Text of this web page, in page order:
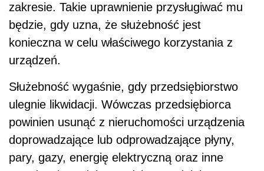
zakresie. Takie uprawnienie przysługiwać mu
będzie, gdy uzna, że służebność jest
konieczna w celu właściwego korzystania z
urządzeń.
Służebność wygaśnie, gdy przedsiębiorstwo
ulegnie likwidacji. Wówczas przedsiębiorca
powinien usunąć z nieruchomości urządzenia
doprowadzające lub odprowadzające płyny,
pary, gazy, energię elektryczną oraz inne